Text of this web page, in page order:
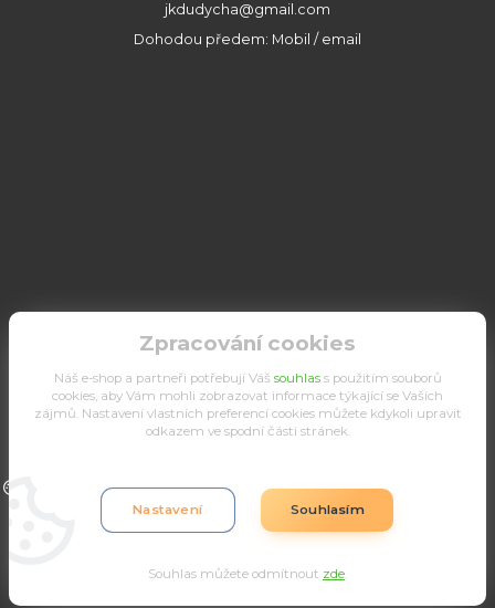
jkdudycha@gmail.com
Dohodou předem: Mobil / email
Upravit sběr cookies.
Eshop-rychle.cz
Zpracování cookies
Náš e-shop a partneři potřebují Váš souhlass použitím souborů
cookies, aby Vám mohli zobrazovat informace týkající se Vašich
zájmů. Nastavení vlastních preferencí cookies můžete kdykoli upravit
odkazem ve spodní části stránek.
Nastavení Souhlasím
Souhlas můžete odmítnout zde.